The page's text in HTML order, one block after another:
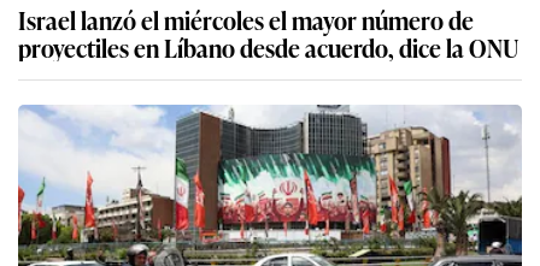
Israel lanzó el miércoles el mayor número de
proyectiles en Líbano desde acuerdo, dice la ONU